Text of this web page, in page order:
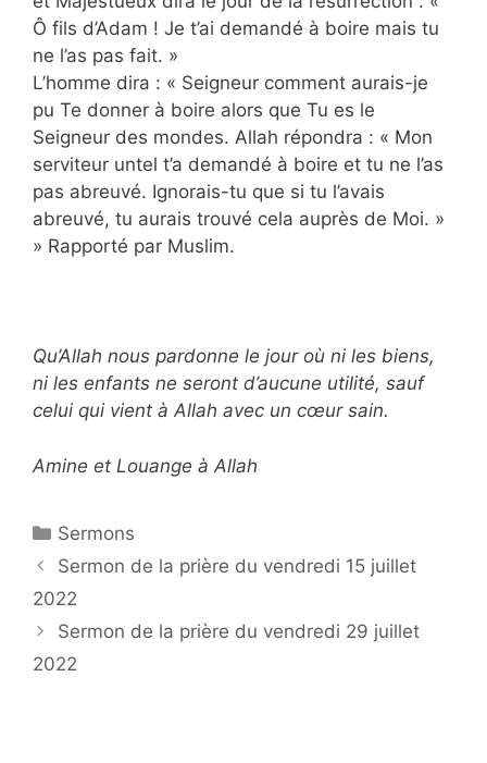
Ô fils d’Adam ! Je t’ai demandé à boire mais tu
ne l’as pas fait. »
L’homme dira : « Seigneur comment aurais-je
pu Te donner à boire alors que Tu es le
Seigneur des mondes. Allah répondra : « Mon
serviteur untel t’a demandé à boire et tu ne l’as
pas abreuvé. Ignorais-tu que si tu l’avais
abreuvé, tu aurais trouvé cela auprès de Moi. »
» Rapporté par Muslim.
Qu’Allah nous pardonne le jour où ni les biens,
ni les enfants ne seront d’aucune utilité, sauf
celui qui vient à Allah avec un cœur sain.
Amine et Louange à Allah
Catégories
Sermons
Navigation
des
Sermon de la prière du vendredi 15 juillet
2022
Sermon de la prière du vendredi 29 juillet
2022